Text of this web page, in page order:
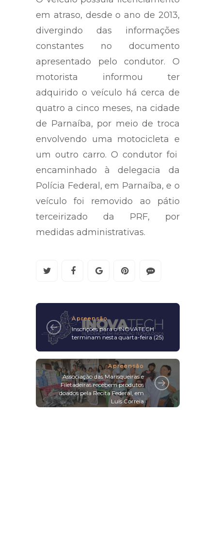
em atraso, desde o ano de 2013,
divergindo das informações
constantes no documento
apresentado pelo condutor. O
motorista informou ter
adquirido o veículo há cerca de
quatro a cinco meses, na cidade
de Parnaíba, por meio de troca
envolvendo uma motocicleta e
um outro carro. O condutor foi
encaminhado à delegacia da
Polícia Federal, em Parnaíba, e o
veículo foi removido ao pátio
terceirizado da PRF, por
medidas administrativas.
Apreensão
Inscrições para o INOVATECH
terminam nesta quarta-feira (25)
Apreensão
Associação das Marisqueiras e
Filetadeiras recebem produtos
doados pela Recita Federal, em
Luís Correia